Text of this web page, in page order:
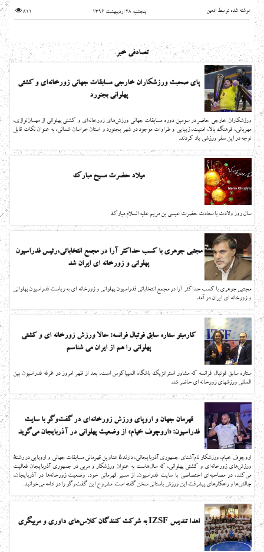
نوشته شده توسط ادمین پنجشنبه 28 اردیبهشت 1396 811
تصادفی خبر
پای صحبت ورزشکاران خارجی مسابقات جهانی زورخانه‌ای و کشتی
پهلوانی بجنورد
ورزشکاران خارجی حاضر در سومین دوره مسابقات جهانی ورزش‌های زورخانه‌ای و کشتی پهلوانی از مهمان‌نوازی،
مهربانی، فرهنگ بالا، امنیت، زیبایی و طراوات موجود در شهر بجنورد و استان خراسان شمالی، به عنوان نکات قابل
توجه در این سفر ورزشی یاد کردند.
میلاد حضرت مسیح مبارک
سال روز ولادت با سعادت حضرت عیسی بن مریم علیه السلام مبارك
مجتبی جوهری با کسب حداکثر آرا در مجمع انتخاباتی،رئیس فدراسیون
پهلوانی و زورخانه ای ایران شد
مجتبی جوهری با کسب حداکثر آرا در مجمع انتخاباتی فدراسیون پهلوانی و زورخانه ای به ریاست فدراسیون پهلوانی
و زورخانه ای ایران در آمد
کارمبئو ستاره سابق فوتبال فرانسه: حالا ورزش زورخانه ای و کشتی
پهلوانی را هم از ایران می شناسم
ستاره سابق فوتبال فرانسه که مشاور استراتژیک باشگاه المپیاکوس است، بعد از ظهر امروز در غرفه فدراسیون بین
المللی ورزشهای زورخانه ای حاضر شد.
قهرمان جهان و اروپای ورزش زورخانه‌ای در گفت‌وگو با سایت
فدراسیون: «اروچوف خیام» از وضعیت پهلوانی در آذربایجان می‌گوید
اروچوف خیام، ورزشکار نام‌آشنای جمهوری آذربایجانی، دارندهٔ عناوین قهرمانی مسابقات جهانی و اروپایی در رشتهٔ
ورزش‌های زورخانه‌ای و کشتی پهلوانی، که سال‌هاست به عنوان ورزشکار و مربی در جمهوری آذربایجان فعالیت
می‌کند، در مصاحبه‌ای اختصاصی با سایت فدراسیون، از مسیر قهرمانی خود، وضعیت زورخانه‌ها در آذربایجان،
چالش‌ها و راهکارهای پیشرفت این ورزش باستانی سخن گفته است. مشروح این گفت‌وگو را در ادامه می‌خوانید.
اهدا تندیس IZSF به شرکت کنندگان کلاس‌های داوری و مربیگری